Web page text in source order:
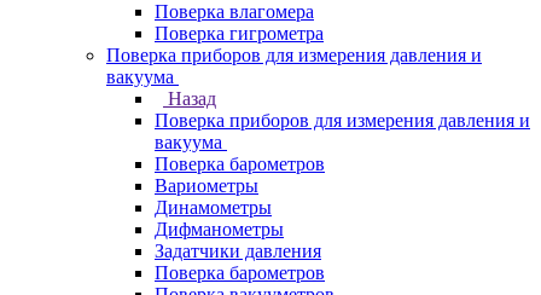
Поверка влагомера
Поверка гигрометра
Поверка приборов для измерения давления и
вакуума
Назад
Поверка приборов для измерения давления и
вакуума
Поверка барометров
Вариометры
Динамометры
Дифманометры
Задатчики давления
Поверка барометров